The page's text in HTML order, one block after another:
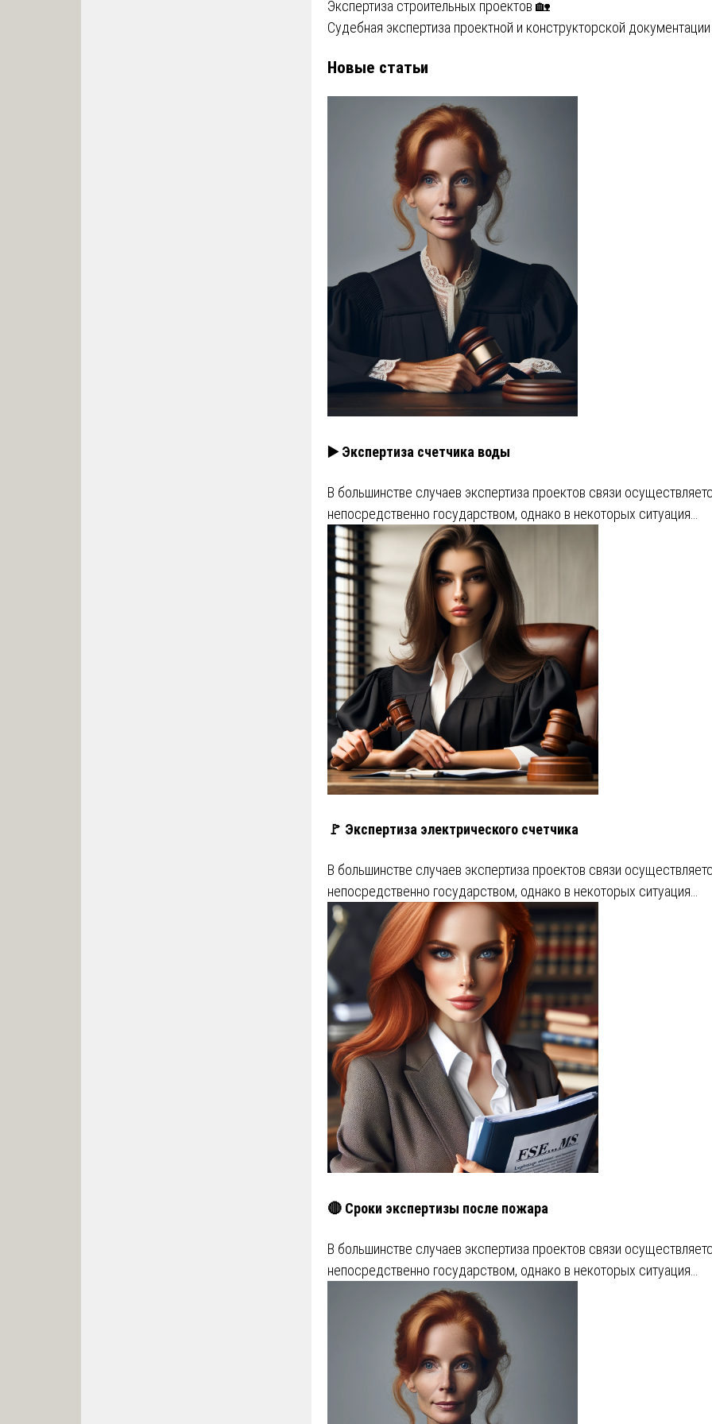
Экспертиза строительных проектов 🏡
Судебная экспертиза проектной и конструкторской документации
Новые статьи
▶️ Экспертиза счетчика воды
В большинстве случаев экспертиза проектов связи
непосредственно государством, однако в некоторых ситуация…
🚩 Экспертиза электрического счетчика
В большинстве случаев экспертиза проектов связи
непосредственно государством, однако в некоторых ситуация…
🔴 Сроки экспертизы после пожара
В большинстве случаев экспертиза проектов связи
непосредственно государством, однако в некоторых ситуация…